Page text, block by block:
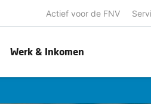
Actief voor de FNV
Werk & Inkomen